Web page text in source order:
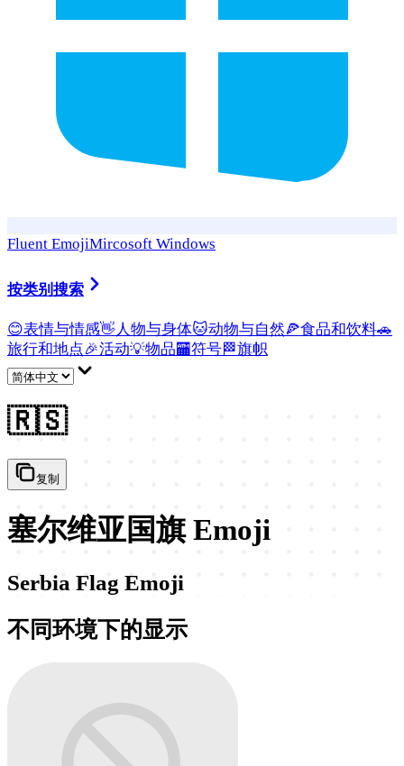
Fluent EmojiMircosoft Windows
按类别搜索
😊表情与情感👋 人物与身体🐱动物与自然🍕食品和饮料🚗
旅行和地点🎉活动💡物品🏧符号🏁旗帜
🇷🇸
复制
塞尔维亚国旗 Emoji
Serbia Flag Emoji
不同环境下的显示